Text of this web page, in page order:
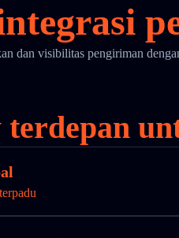
dan visibilitas pengiriman
terdepan